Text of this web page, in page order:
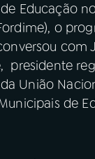
DE MÚSICA
NACIONAL
Educação
o
com
presidente
União
de